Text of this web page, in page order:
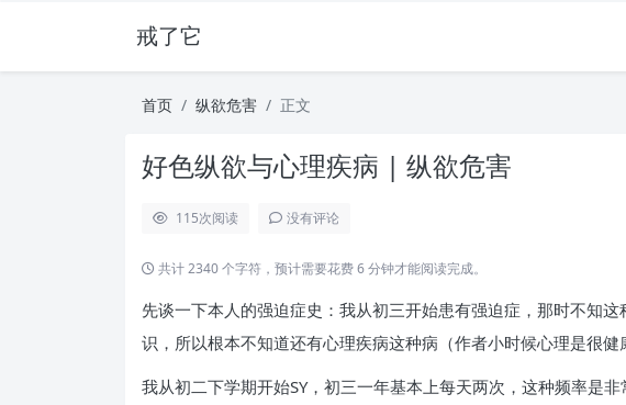
戒了它
首页 纵欲危害 正文
好色纵欲与心理疾病 | 纵欲危害
115次阅读 没有评论
共计 2340 个字符，预计需要花费 6 分钟才能阅读完成。
先谈一下本人的强迫症史：我从初三开始患有强迫症，那时不知
识，所以根本不知道还有心理疾病这种病（作者小时候心理是很健
我从初二下学期开始SY，初三一年基本上每天两次，这种频率是